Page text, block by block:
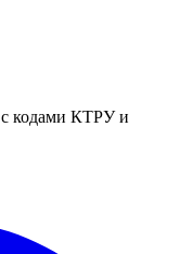
с кодами КТРУ и